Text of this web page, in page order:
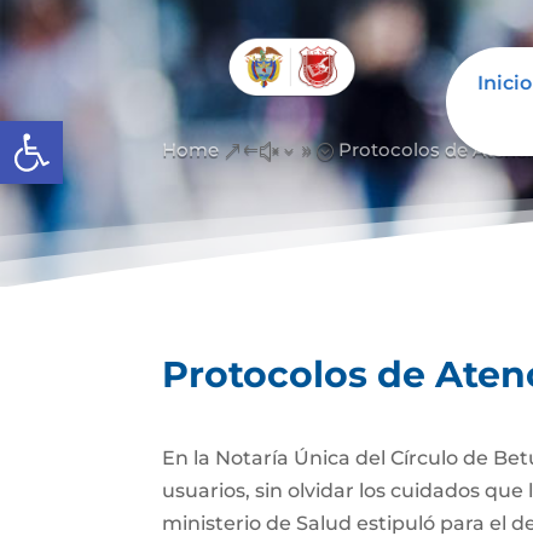
Abrir barra de herramientas
Inicio
Home &#x39; Protocolos de
Protocolos de
En la Notaría Única del Círculo de
usuarios, sin olvidar los cuidados
ministerio de Salud estipuló para el